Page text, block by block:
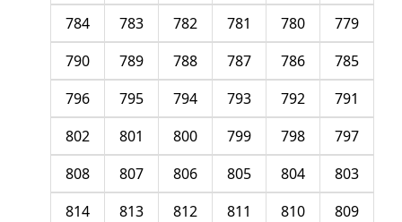
779
780
781
782
783
784
785
786
787
788
789
790
791
792
793
794
795
796
797
798
799
800
801
802
803
804
805
806
807
808
809
810
811
812
813
814